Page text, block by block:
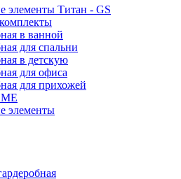
элементы Титан - GS
в ванной
для спальни
в детскую
для офиса
для прихожей
элементы